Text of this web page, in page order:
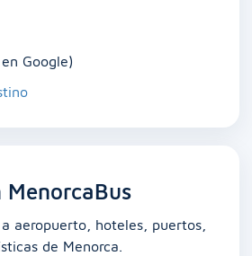
Google)
MenorcaBus
aeropuerto, hoteles, puertos,
de Menorca.